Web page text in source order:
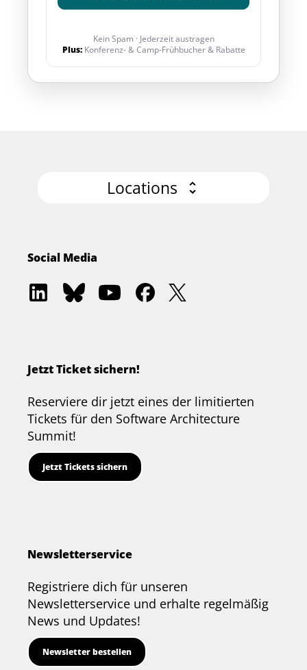
Kein Spam · Jederzeit austragen
Plus:Konferenz- & Camp-Frühbucher & Rabatte
Locations
Social Media
Software
Architecture
Software
Architecture
Software
Architecture
Software
Architecture
Jetzt Ticket sichern!
Reserviere dir jetzt eines der limitierten
Tickets für den Software Architecture
Summit!
Jetzt Tickets sichern
Newsletterservice
Registriere dich für unseren
Newsletterservice und erhalte regelmäßig
News und Updates!
Newsletter bestellen